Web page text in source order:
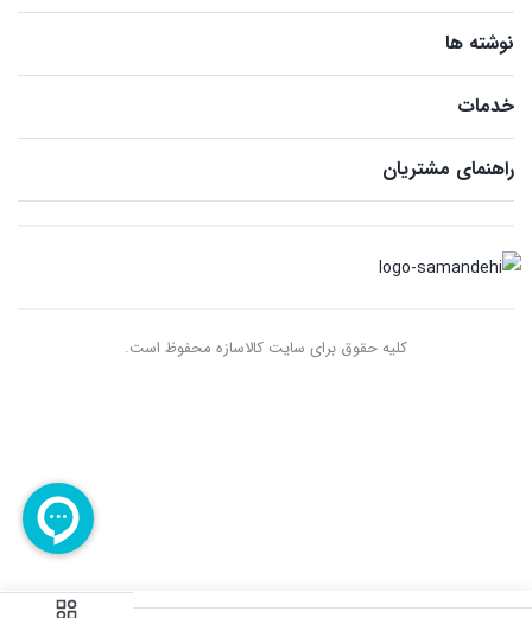
نوشته ها
خدمات
راهنمای مشتریان
کلیه حقوق برای سایت کالاسازه محفوظ است.